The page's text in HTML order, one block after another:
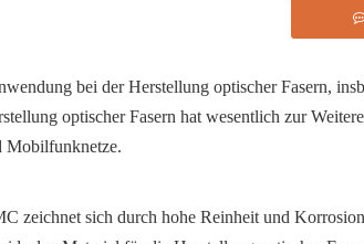
bei der Herstellung optischer Fasern,
optischer Fasern hat wesentlich zur
Mobilfunknetze.
zeichnet sich durch hohe Reinheit und